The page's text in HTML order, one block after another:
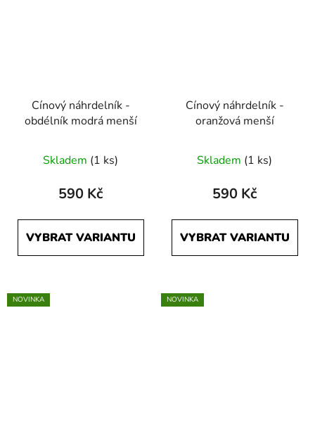
Cínový náhrdelník -
obdélník modrá menší
Skladem (1 ks)
590 Kč
VYBRAT VARIANTU
Cínový náhrdelník -
oranžová menší
Skladem (1 ks)
590 Kč
VYBRAT VARIANTU
NOVINKA NOVINKA